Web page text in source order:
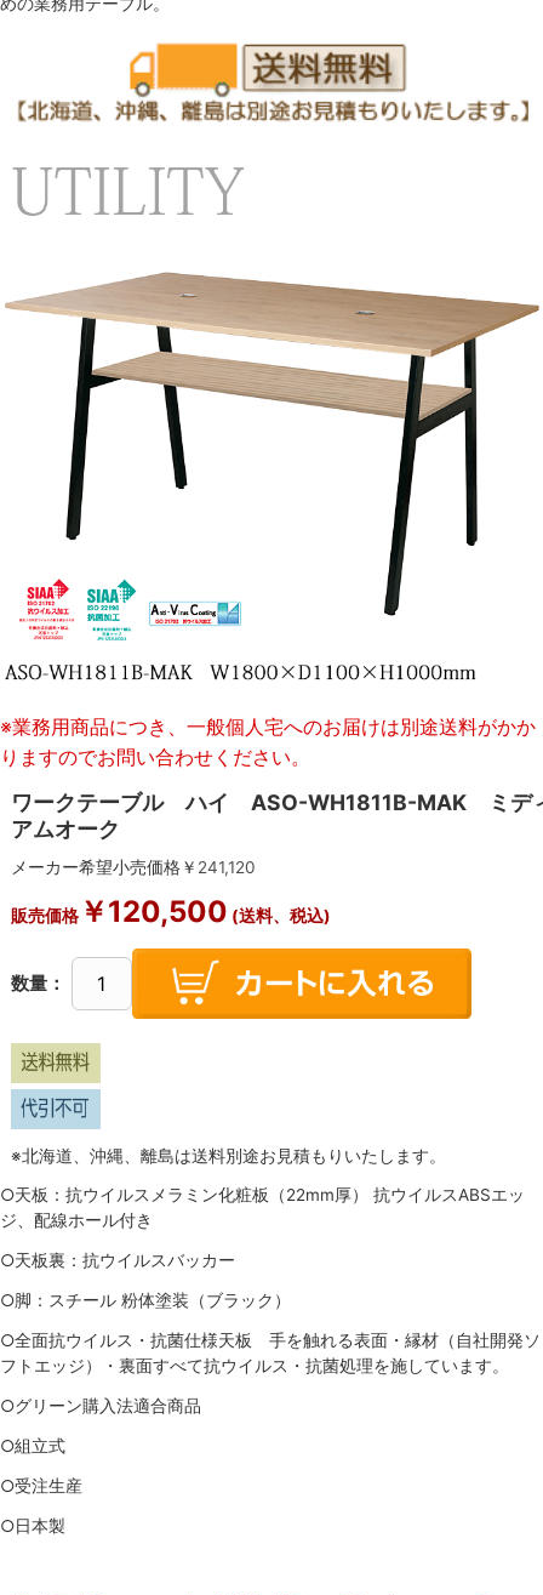
※業務用商品につき、一般個人宅へのお届けは別途送料がかか
りますのでお問い合わせください。
ワークテーブル ハイ ASO-WH1811B-MAK ミデ
アムオーク
メーカー希望小売価格￥ 241,120
販売価格￥120,500 (送料、税込)
数量：
※北海道、沖縄、離島は送料別途お見積もりいたします。
○天板：抗ウイルスメラミン化粧板（22mm厚） 抗ウイルスABSエッ
ジ、配線ホール付き
○天板裏：抗ウイルスバッカー
○脚：スチール 粉体塗装（ブラック）
○全面抗ウイルス・抗菌仕様天板 手を触れる表面・縁材（自社開発ソ
フトエッジ）・裏面すべて抗ウイルス・抗菌処理を施しています。
○グリーン購入法適合商品
○組立式
○受注生産
○日本製